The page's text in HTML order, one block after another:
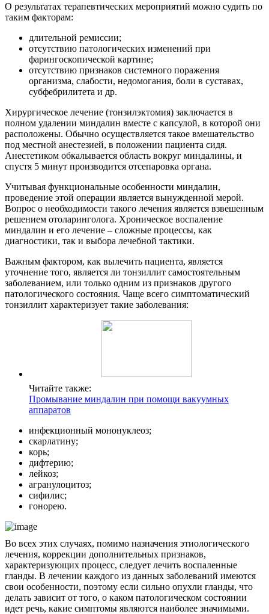
О результатах терапевтических мероприятий можно судить по
таким факторам:
длительной ремиссии;
отсутствию патологических изменений при
фарингоскопической картине;
отсутствию признаков системного поражения
организма, слабости, недомогания, боли в суставах,
субфебрилитета и др.
Хирургическое лечение (тонзилэктомия) заключается в
полном удалении миндалин вместе с капсулой, в которой они
расположены. Обычно осуществляется такое вмешательство
под местной анестезией, в положении пациента сидя.
Анестетиком обкалывается область вокруг миндалины, и
спустя 5 минут производится отсепаровка органа.
Учитывая функциональные особенности миндалин,
проведение этой операции является вынужденной мерой.
Вопрос о необходимости такого лечения является взвешенным
решением отоларинголога. Хроническое воспаление
миндалин и его лечение – сложные процессы, как
диагностики, так и выбора лечебной тактики.
Важным фактором, как вылечить пациента, является
уточнение того, является ли тонзиллит самостоятельным
заболеванием, или только одним из признаков другого
патологического состояния. Чаще всего симптоматический
тонзиллит характеризует такие заболевания:
Читайте также:
Промывание миндалин при помощи вакуумных
аппаратов
инфекционный мононуклеоз;
скарлатину;
корь;
дифтерию;
лейкоз;
агранулоцитоз;
сифилис;
гонорею.
Во всех этих случаях, помимо назначения этиологического
лечения, коррекции дополнительных признаков,
характеризующих процесс, следует лечить воспаленные
гланды. В лечении каждого из данных заболеваний имеются
свои особенности, поэтому если сильно опухли гланды, что
делать зависит от того, о каком патологическом состоянии
идет речь, какие симптомы являются наиболее значимыми.